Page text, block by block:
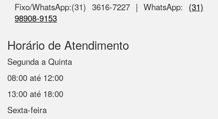
Fixo/WhatsApp:(31) 3616-7227 | WhatsApp: (31)
98908-9153
Horário de Atendimento
Segunda a Quinta
08:00 até 12:00
13:00 até 18:00
Sexta-feira